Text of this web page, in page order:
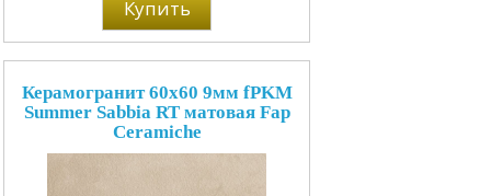
Купить
Керамогранит 60x60 9мм fPKM
Summer Sabbia RT матовая Fap
Ceramiche